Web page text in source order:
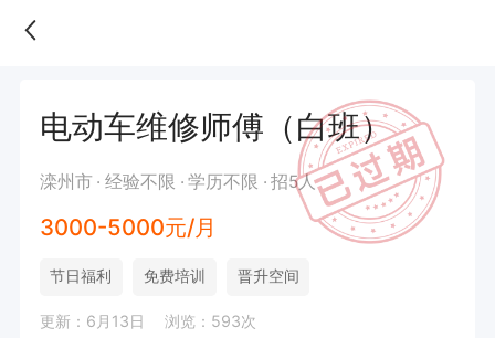
电动车维修师傅（白班）
滦州市 经验不限 学历不限 招5人
3000-5000元/月
节日福利 免费培训 晋升空间
更新：6月13日 浏览：593次